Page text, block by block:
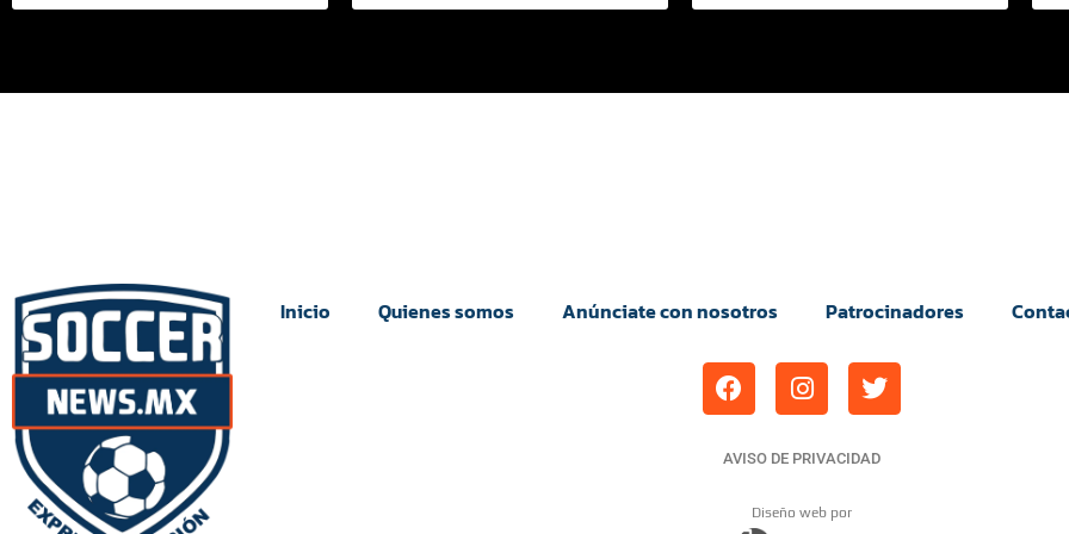
Inicio Quienes somos Anúnciate con nosotros Patrocinadores
AVISO DE PRIVACIDAD
Diseño web por